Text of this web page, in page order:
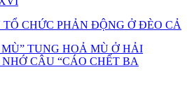
CHỨC PHẢN ĐỘNG Ở ĐÈO CẢ
TUNG HOẢ MÙ Ở HẢI
CÂU “CÁO CHẾT BA